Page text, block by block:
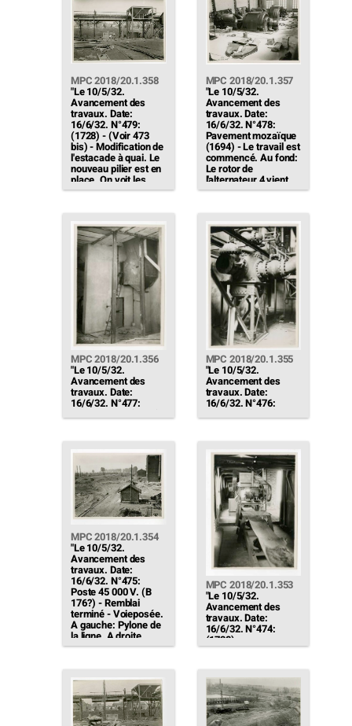
MPC 2018/20.1.358
"Le 10/5/32.
Avancement des
travaux. Date:
16/6/32. N°479:
(1728) - (Voir 473
bis) - Modification de
l'estacade à quai. Le
nouveau pilier est en
place. On voit les
butoirs"
MPC 2018/20.1.357
"Le 10/5/32.
Avancement des
travaux. Date:
16/6/32. N°478:
Pavement mozaïque
(1694) - Le travail est
commencé. Au fond:
Le rotor de
l'alternateur 4 vient
d'arriver - Préparatifs
[…]"
MPC 2018/20.1.356
"Le 10/5/32.
Avancement des
travaux. Date:
16/6/32. N°477:
Alternateur 4 (1697) -
machines. A gauche:
les tuyauteries d'eau
du réfrigérant d'air."
MPC 2018/20.1.355
"Le 10/5/32.
Avancement des
travaux. Date:
16/6/32. N°476:
Bouclage (1752) -
MPC 2018/20.1.354
"Le 10/5/32.
Avancement des
travaux. Date:
16/6/32. N°475:
Poste 45 000 V. (B
176?) - Remblai
terminé - Voieposée.
A gauche: Pylone de
la ligne. A droite,
dépassant la salle
nouveau magasin"
MPC 2018/20.1.353
"Le 10/5/32.
Avancement des
travaux. Date:
16/6/32. N°474:
(1728) -
Transporteur à
tapis quai-parc sur le
tapis longeant le
parc. On distingue:
[…]"